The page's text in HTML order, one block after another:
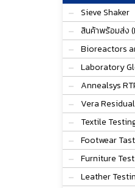
Sieve Shaker
สินค้าพร้อมส่ง
Bioreactors
Laboratory
Annealsys
Vera
Textile
Footwear
Furniture
Leather